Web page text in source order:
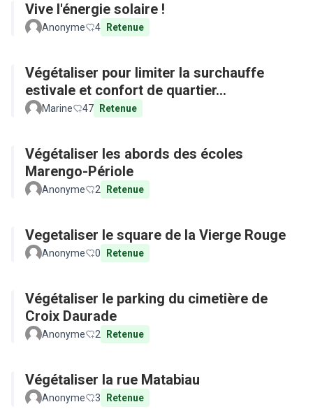
Vive l'énergie solaire !
Anonyme 4 Retenue
Végétaliser pour limiter la surchauffe
estivale et confort de quartier...
Marine 47 Retenue
Végétaliser les abords des écoles
Marengo-Périole
Anonyme 2 Retenue
Vegetaliser le square de la Vierge Rouge
Anonyme 0 Retenue
Végétaliser le parking du cimetière de
Croix Daurade
Anonyme 2 Retenue
Végétaliser la rue Matabiau
Anonyme 3 Retenue